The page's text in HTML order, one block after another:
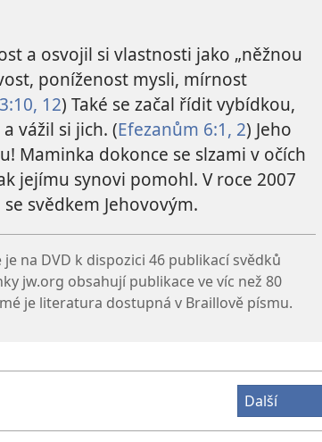
a osvojil si vlastnosti jako „něžnou
poníženost mysli, mírnost
12) Také se začal řídit vybídkou,
vážil si jich. (Efezanům 6:1, 2) Jeho
Maminka dokonce se slzami v očích
jejímu synovi pomohl. V roce 2007
svědkem Jehovovým.
na DVD k dispozici 46 publikací svědků
jw.org obsahují publikace ve víc než 80
je literatura dostupná v Braillově písmu.
Další